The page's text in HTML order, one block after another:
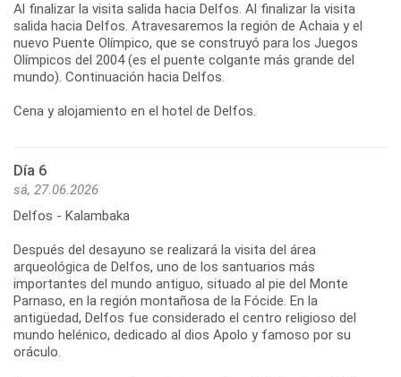
Al finalizar la visita salida hacia Delfos. Al finalizar la visita
salida hacia Delfos. Atravesaremos la región de Achaia y el
nuevo Puente Olímpico, que se construyó para los Juegos
Olímpicos del 2004 (es el puente colgante más grande del
mundo). Continuación hacia Delfos.
Cena y alojamiento en el hotel de Delfos.
Día 6
sá, 27.06.2026
Delfos - Kalambaka
Después del desayuno se realizará la visita del área
arqueológica de Delfos, uno de los santuarios más
importantes del mundo antiguo, situado al pie del Monte
Parnaso, en la región montañosa de la Fócide. En la
antigüedad, Delfos fue considerado el centro religioso del
mundo helénico, dedicado al dios Apolo y famoso por su
oráculo.